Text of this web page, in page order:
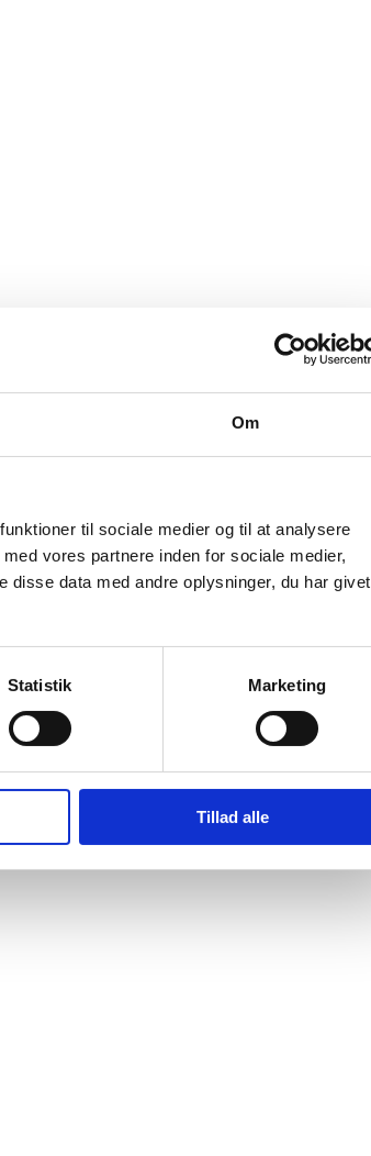
Om
til sociale medier og til at analysere
vores partnere inden for sociale medier,
disse data med andre oplysninger, du har givet
Statistik Marketing
Tillad alle